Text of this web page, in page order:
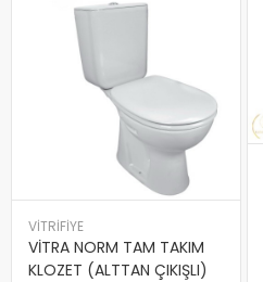
VİTRİFİYE
VİTRA NORM TAM TAKIM
KLOZET (ALTTAN ÇIKIŞLI)